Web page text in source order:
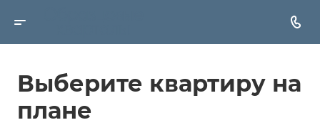
Выберите квартиру на
плане